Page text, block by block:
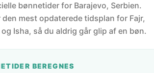
bønnetider for Barajevo, Serbien.
mest opdaterede tidsplan for Fajr,
Isha, så du aldrig går glip af en bøn.
BEREGNES